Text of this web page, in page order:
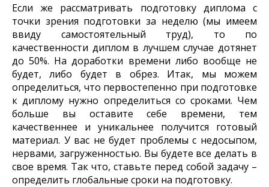
Если же рассматривать подготовку диплома с
точки зрения подготовки за неделю (мы имеем
ввиду самостоятельный труд), то по
качественности диплом в лучшем случае дотянет
до 50%. На доработки времени либо вообще не
будет, либо будет в обрез. Итак, мы можем
определиться, что первостепенно при подготовке
к диплому нужно определиться со сроками. Чем
больше вы оставите себе времени, тем
качественнее и уникальнее получится готовый
материал. У вас не будет проблемы с недосыпом,
нервами, загруженностью. Вы будете все делать в
свое время. Так что, ставьте перед собой задачу –
определить глобальные сроки на подготовку.